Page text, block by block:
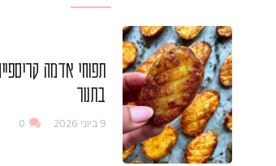
תפוחי אדמה
בתנור
9 ביוני 2026 0